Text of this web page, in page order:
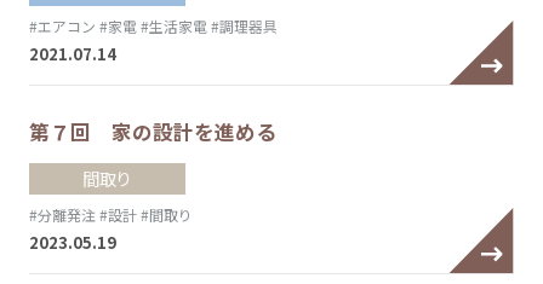
#エアコン #家電#生活家電#調理器具
2021.07.14
第７回 家の設計を進める
間取り
#分離発注 #設計#間取り
2023.05.19